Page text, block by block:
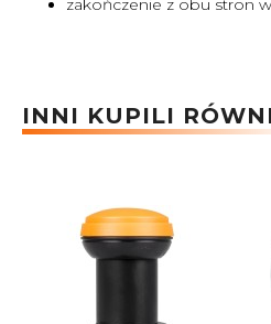
zakończenie z obu stron
INNI KUPILI